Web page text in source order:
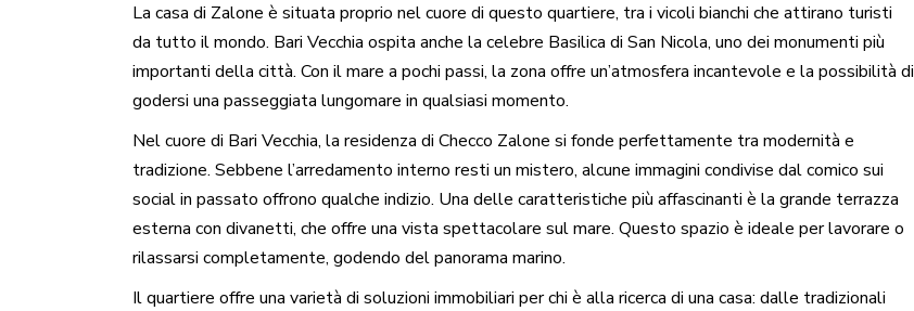
La casa di Zalone è situata proprio nel cuore di questo quartiere, tra i vicoli bianchi che attirano turisti
da tutto il mondo. Bari Vecchia ospita anche la celebre Basilica di San Nicola, uno dei monumenti più
importanti della città. Con il mare a pochi passi, la zona offre un’atmosfera incantevole e la possibilità di
godersi una passeggiata lungomare in qualsiasi momento.
Nel cuore di Bari Vecchia, la residenza di Checco Zalone si fonde perfettamente tra modernità e
tradizione. Sebbene l’arredamento interno resti un mistero, alcune immagini condivise dal comico sui
social in passato offrono qualche indizio. Una delle caratteristiche più affascinanti è la grande terrazza
esterna con divanetti, che offre una vista spettacolare sul mare. Questo spazio è ideale per lavorare o
rilassarsi completamente, godendo del panorama marino.
Il quartiere offre una varietà di soluzioni immobiliari per chi è alla ricerca di una casa: dalle tradizionali